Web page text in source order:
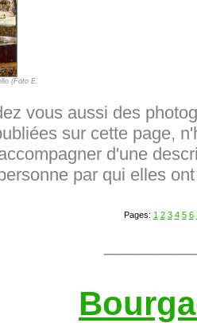
(Foto E.
vous aussi des
sur cette page,
d'une
par qui elles
Pages: 1 2 3 4 5 6